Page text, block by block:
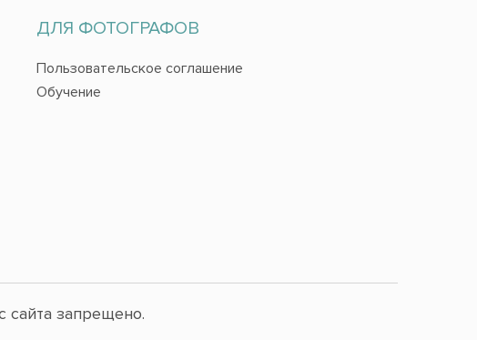
ДЛЯ ФОТОГРАФОВ
Пользовательское соглашение
Обучение
сайта запрещено.